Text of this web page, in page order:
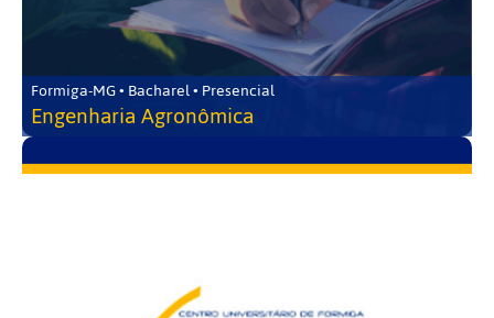
Formiga-MG • Bacharel • Presencial
Engenharia Agronômica